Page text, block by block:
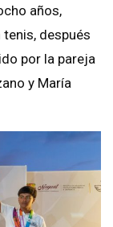
años,
tenis, después
por la pareja
y María